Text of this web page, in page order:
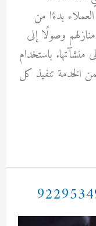
بدءًا من
وصولًا إلى
باستخدام
الخدمة تنفيذ كل